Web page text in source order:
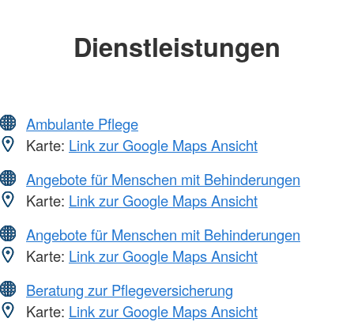
Dienstleistungen
Ambulante Pflege
Karte: Link zur Google Maps Ansicht
Angebote für Menschen mit Behinderungen
Karte: Link zur Google Maps Ansicht
Angebote für Menschen mit Behinderungen
Karte: Link zur Google Maps Ansicht
Beratung zur Pflegeversicherung
Karte: Link zur Google Maps Ansicht